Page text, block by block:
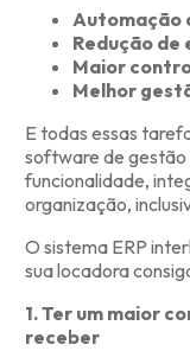
Automação
Redução de
Maior
Melhor
E todas essas
software de gestão
funcionalidade,
organização,
O sistema ERP
sua locadora
1. Ter um maior
receber